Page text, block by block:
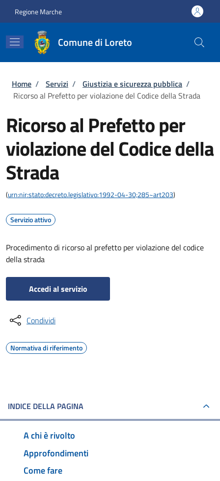
Regione Marche
Comune di Loreto
Briciole di pane
Home / Servizi / Giustizia e sicurezza pubblica /
Ricorso al Prefetto per violazione del Codice della Strada
Ricorso al Prefetto per
violazione del Codice della
Strada
(urn:nir:stato:decreto.legislativo:1992-04-30;285~art203)
Servizio attivo
Procedimento di ricorso al prefetto per violazione del codice
della strada
Accedi al servizio
Condividi
Normativa di riferimento
INDICE DELLA PAGINA
A chi è rivolto
Approfondimenti
Come fare